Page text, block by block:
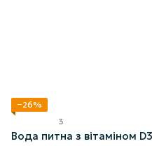
−26%
3
Вода питна з вітаміном